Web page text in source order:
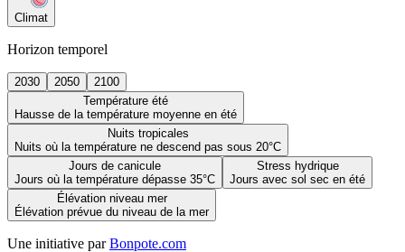
Climat
Horizon temporel
2030 2050
2100
Température été
Hausse de la température moyenne en été
Nuits tropicales
Nuits où la température ne descend pas sous 20°C
Jours de canicule
Jours où la température dépasse 35°C
Stress hydrique
Jours avec sol sec en été
Élévation niveau mer
Élévation prévue du niveau de la mer
Une initiative par Bonpote.com